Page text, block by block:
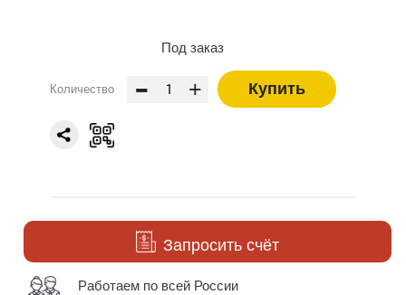
Под заказ
Количество - + Купить
Запросить счёт
Работаем по всей России